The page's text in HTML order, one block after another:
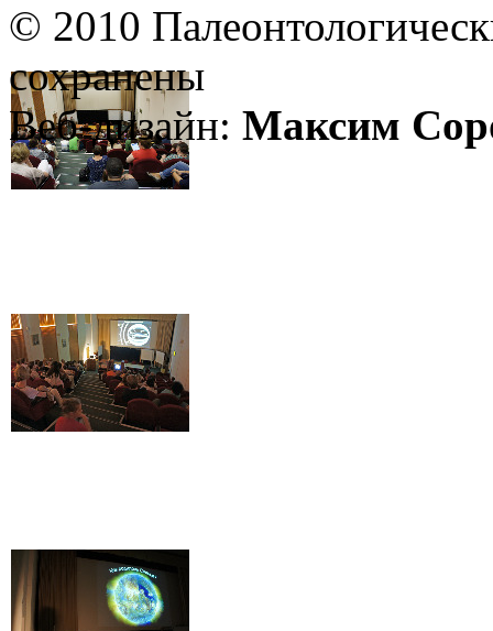
© 2010
сохранены
Веб-дизайн: Максим